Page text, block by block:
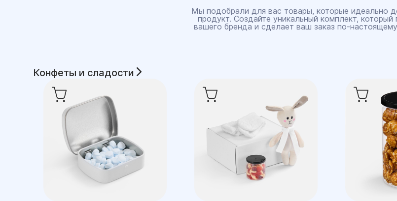
Мы подобрали для вас товары, которые идеально
продукт. Создайте уникальный комплект, который
вашего бренда и сделает ваш заказ
Конфеты и сладости